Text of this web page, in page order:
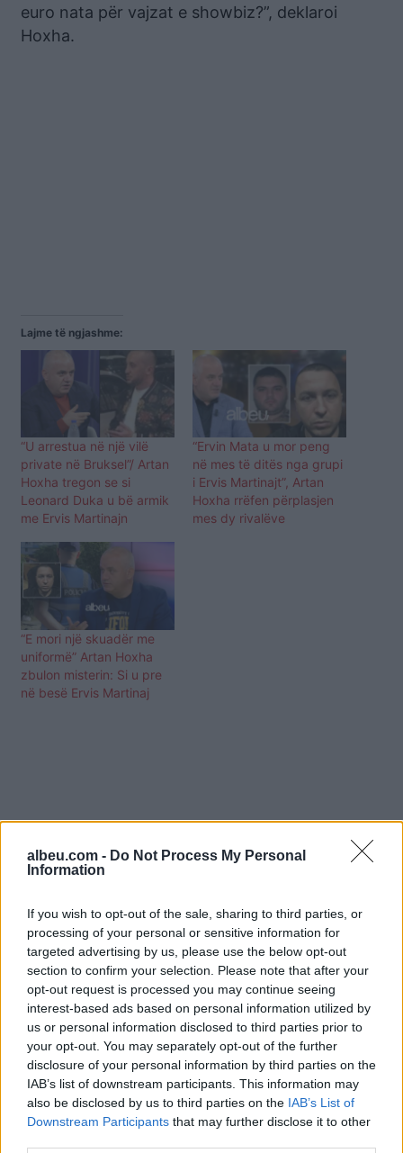
albeu.com - Do Not Process My Personal
Information
If you wish to opt-out of the sale, sharing to third parties, or
processing of your personal or sensitive information for
targeted advertising by us, please use the below opt-out
section to confirm your selection. Please note that after your
opt-out request is processed you may continue seeing
interest-based ads based on personal information utilized by
us or personal information disclosed to third parties prior to
your opt-out. You may separately opt-out of the further
disclosure of your personal information by third parties on the
IAB’s list of downstream participants. This information may
also be disclosed by us to third parties on the IAB’s List of
Downstream Participants that may further disclose it to other
euro nata për vajzat e showbiz?”, deklaroi
Hoxha.
Lajme të ngjashme:
“U arrestua në një vilë
private në Bruksel”/ Artan
Hoxha tregon se si
Leonard Duka u bë armik
me Ervis Martinajn
“Ervin Mata u mor peng
në mes të ditës nga grupi
i Ervis Martinajt”, Artan
Hoxha rrëfen përplasjen
mes dy rivalëve
“E mori një skuadër me
uniformë” Artan Hoxha
zbulon misterin: Si u pre
në besë Ervis Martinaj
Shtuarmë2.10.2023 22:27
Tags:
albeu , erotike , Hoxha , video